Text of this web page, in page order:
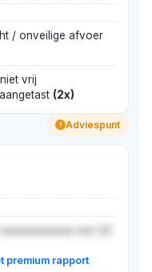
/ onveilige afvoer
vrij
(2x)
! Adviespunt
xxx 1,6
premium rapport